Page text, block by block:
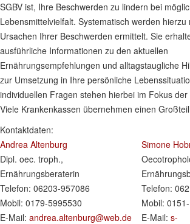
SGBV ist, Ihre Beschwerden zu lindern bei
Lebensmittelvielfalt. Systematisch werden hierzu
Ursachen Ihrer Beschwerden ermittelt. Sie
ausführliche Informationen zu den aktuellen
Ernährungsempfehlungen und alltagstaugliche
zur Umsetzung in Ihre persönliche
individuellen Fragen stehen hierbei im Fokus der
Viele Krankenkassen übernehmen einen
Kontaktdaten:
Andrea Altenburg
Dipl. oec. troph.,
Ernährungsberaterin
Telefon: 06203-957086
Mobil: 0179-5995530
E-Mail: andrea.altenburg@web.de
Simone
Telefon:
Mobil:
E-Mail: s-